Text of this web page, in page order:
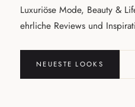
Luxuriöse Mode, Beauty &
ehrliche Reviews und
NEUESTE LOOKS